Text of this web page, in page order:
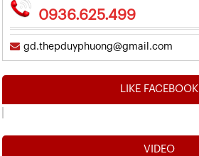
0936.625.499
gd.thepduyphuong@gmail.com
LIKE FACEBOOK
VIDEO